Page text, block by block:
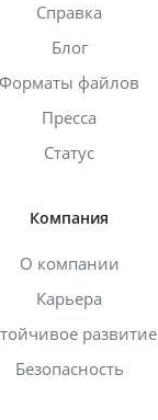
Справка
Блог
Форматы файлов
Пресса
Статус
Компания
О компании
Карьера
развитие
Безопасность